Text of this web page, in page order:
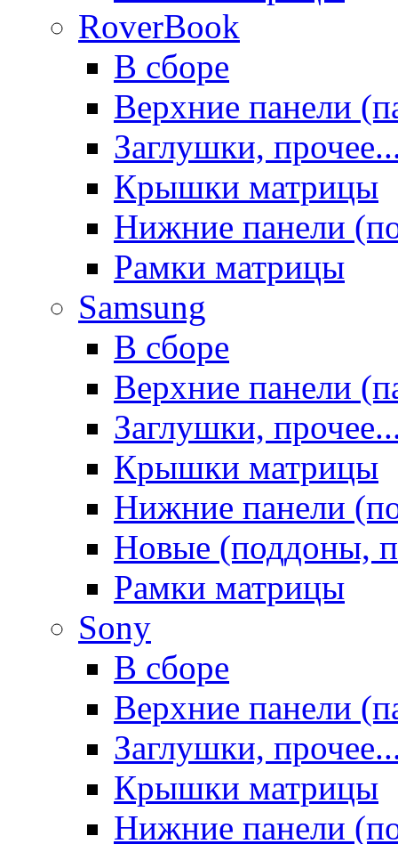
RoverBook
В сборе
Верхние панели
Заглушки,
Крышки матрицы
Нижние панели
Рамки матрицы
Samsung
В сборе
Верхние панели
Заглушки,
Крышки матрицы
Нижние панели
Новые (поддоны,
Рамки матрицы
Sony
В сборе
Верхние панели
Заглушки,
Крышки матрицы
Нижние панели